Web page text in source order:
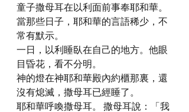
童子撒母耳在以利面前事奉耶和華。
當那些日子，耶和華的言語稀少，不
常有默示。
一日，以利睡臥在自己的地方。他眼
目昏花，看不分明。
神的燈在神耶和華殿內約櫃那裏，還
沒有熄滅，撒母耳已經睡了。
耶和華呼喚撒母耳。 撒母耳說：「我